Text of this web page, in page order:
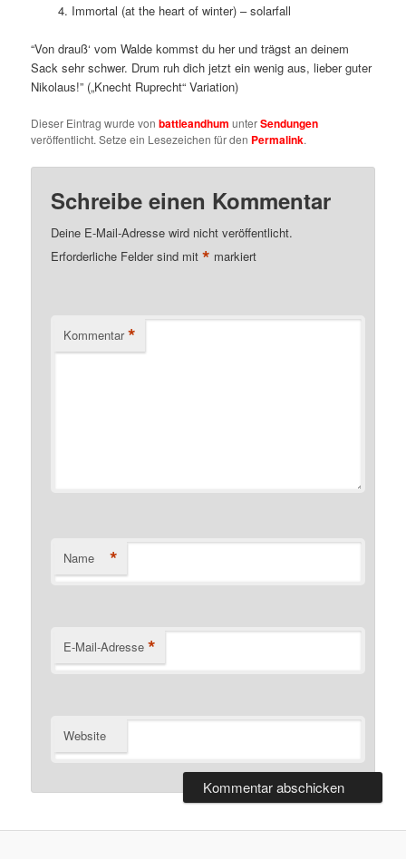
4. Immortal (at the heart of winter) – solarfall
“Von drauß‘ vom Walde kommst du her und trägst an deinem
Sack sehr schwer. Drum ruh dich jetzt ein wenig aus, lieber guter
Nikolaus!” („Knecht Ruprecht“ Variation)
Dieser Eintrag wurde vonbattleandhum unterSendungen
veröffentlicht. Setze ein Lesezeichen für den Permalink.
Schreibe einen Kommentar
Deine E-Mail-Adresse wird nicht veröffentlicht.
Erforderliche Felder sind mit* markiert
Kommentar *
Name *
E-Mail-Adresse *
Website